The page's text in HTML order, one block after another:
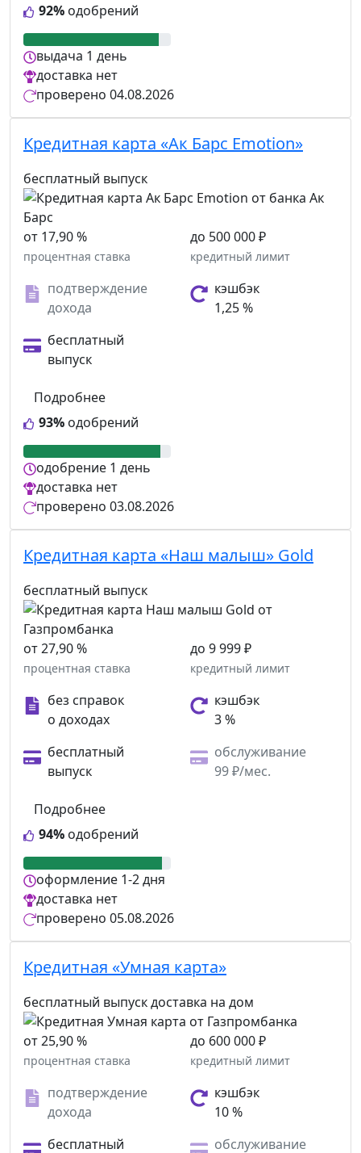
92% одобрений
выдача 1 день
доставка нет
проверено 04.08.2026
Кредитная карта «Ак Барс Emotion»
бесплатный выпуск
от 17,90 %
процентная ставка
до 500 000 ₽
кредитный лимит
подтверждение
дохода
кэшбэк
1,25 %
бесплатный
выпуск
93% одобрений
Подробнее
одобрение 1 день
доставка нет
проверено 03.08.2026
Кредитная карта «Наш малыш» Gold
бесплатный выпуск
от 27,90 %
процентная ставка
до 9 999 ₽
кредитный лимит
без справок
о доходах
кэшбэк
3 %
бесплатный
выпуск
обслуживание
99 ₽/мес.
94% одобрений
Подробнее
оформление 1-2 дня
доставка нет
проверено 05.08.2026
Кредитная «Умная карта»
бесплатный выпускдоставка на дом
от 25,90 %
процентная ставка
до 600 000 ₽
кредитный лимит
подтверждение
дохода
кэшбэк
10 %
бесплатный
обслуживание